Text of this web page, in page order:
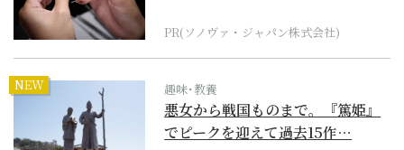
PR(ソノヴァ・ジャパン株式会社)
NEW 趣味･教養
悪女から戦国ものまで。『篤姫』
でピークを迎えて過去15作…